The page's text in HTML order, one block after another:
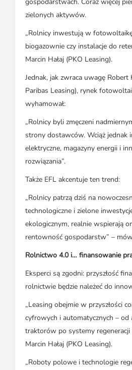
gospodarstwach. Coraz więcej
zielonych aktywów.
„Rolnicy inwestują w
biogazownie czy instalacje do
Marcin Hałaj (PKO Leasing).
Jednak, jak zwraca uwagę Robert
Paribas Leasing), rynek
wyhamował:
„Rolnicy byli zmęczeni
strony dostawców. Wciąż jednak
elektryczne, magazyny energii i
rozwiązania”.
Także EFL akcentuje ten trend:
„Rolnicy patrzą dziś na
technologiczne i zielone
ekologicznym, realnie wspierają
rentowność gospodarstw” –
Rolnictwo 4.0 i… finansowanie
Eksperci są zgodni: przyszłość
rolnictwie będzie należeć do
„Leasing obejmie w przyszłości
cyfrowych i automatycznych – od
traktorów po systemy regeneracji
Marcin Hałaj (PKO Leasing).
„Roboty polowe i technologie